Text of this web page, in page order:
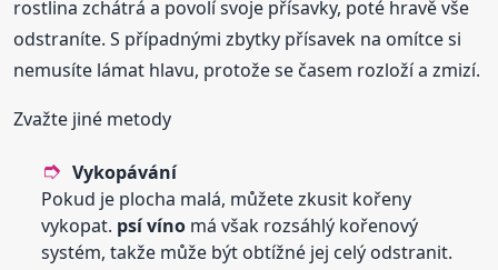
rostlina zchátrá a povolí svoje přísavky, poté hravě vše
odstraníte. S případnými zbytky přísavek na omítce si
nemusíte lámat hlavu, protože se časem rozloží a zmizí.
Zvažte jiné metody
Vykopávání
Pokud je plocha malá, můžete zkusit kořeny
vykopat. psí víno má však rozsáhlý kořenový
systém, takže může být obtížné jej celý odstranit.